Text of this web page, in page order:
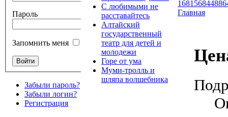
Пароль
Запомнить меня
Забыли пароль?
Забыли логин?
Регистрация
С любимыми не
расставайтесь
Алтайский
государственный
театр для детей и
молодежи
Горе от ума
Муми-тролль и
шляпа волшебника
Главная